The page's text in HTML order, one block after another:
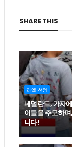
SHARE THIS
라엘 선정
네덜란드, 가자
이들을 추모하
니다!